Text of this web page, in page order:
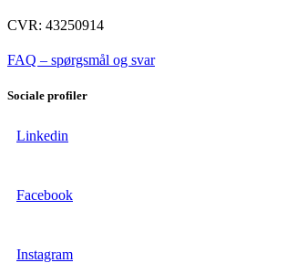
CVR: 43250914
FAQ – spørgsmål og svar
Sociale profiler
Linkedin
Facebook
Instagram